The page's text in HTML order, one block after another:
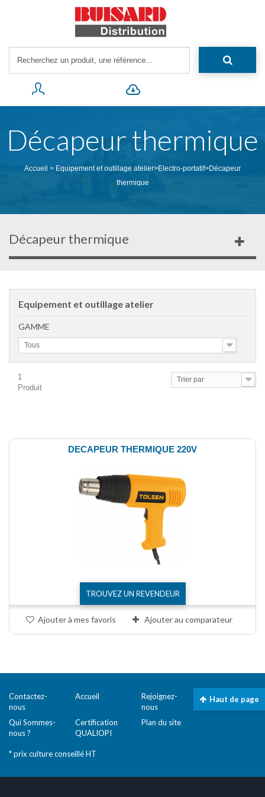
Décapeur thermique
Accueil > Equipement et outillage atelier>Electro-portatif>Décapeur
thermique
Décapeur thermique
Equipement et outillage atelier
GAMME
Tous
1
Produit
Trier par
DECAPEUR THERMIQUE 220V
TROUVEZ UN REVENDEUR
Ajouter à mes favoris Ajouter au comparateur
Contactez-
nous
Accueil
Rejoignez-
nous
Mentions
Qui Sommes-
nous ?
Certification
QUALIOPI
Plan du site
* prix culture conseillé HT
Haut de page